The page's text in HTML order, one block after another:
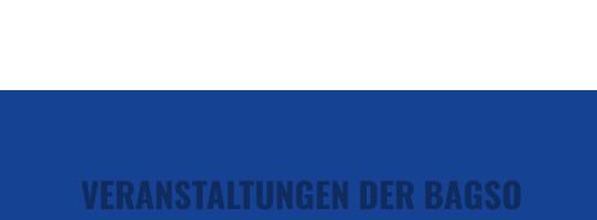
VERANSTALTUNGEN DER BAGSO